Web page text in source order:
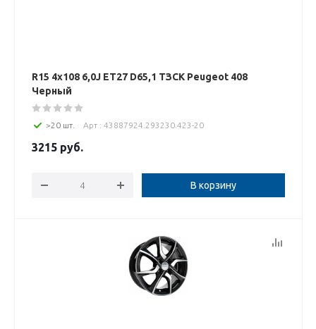
R15 4x108 6,0J ET27 D65,1 ТЗСК Peugeot 408
Черный
>20 шт. Арт : 43887924.293230.423-20
3215 руб.
В корзину